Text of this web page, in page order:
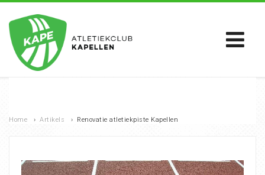
Home › Artikels › Renovatie atletiekpiste Kapellen